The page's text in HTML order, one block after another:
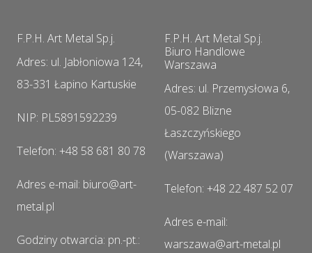
F.P.H. Art Metal Sp.j.
Adres: ul. Jabłoniowa 124,
83-331 Łapino Kartuskie
NIP: PL5891592239
Telefon: +48 58 681 80 78
Adres e-mail: biuro@art-
metal.pl
Godziny otwarcia: pn.-pt.:
F.P.H. Art Metal Sp.j.
Biuro Handlowe
Warszawa
Adres: ul. Przemysłowa 6,
05-082 Blizne
Łaszczyńskiego
(Warszawa)
Telefon: +48 22 487 52 07
Adres e-mail:
warszawa@art-metal.pl